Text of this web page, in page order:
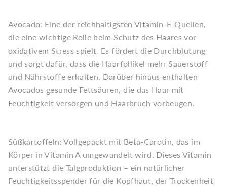
Avocado: Eine der reichhaltigsten Vitamin-E-Quellen,
die eine wichtige Rolle beim Schutz des Haares vor
oxidativem Stress spielt. Es fördert die Durchblutung
und sorgt dafür, dass die Haarfollikel mehr Sauerstoff
und Nährstoffe erhalten. Darüber hinaus enthalten
Avocados gesunde Fettsäuren, die das Haar mit
Feuchtigkeit versorgen und Haarbruch vorbeugen.
Süßkartoffeln: Vollgepackt mit Beta-Carotin, das im
Körper in Vitamin A umgewandelt wird. Dieses Vitamin
unterstützt die Talgproduktion – ein natürlicher
Feuchtigkeitsspender für die Kopfhaut, der Trockenheit